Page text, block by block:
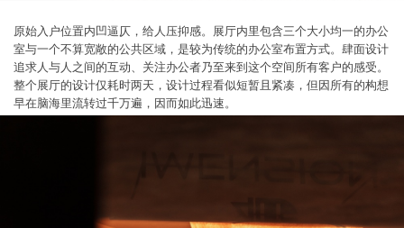
原始入户位置内凹逼仄，给人压抑感。展厅内里包含三个大小均一的办公
室与一个不算宽敞的公共区域，是较为传统的办公室布置方式。肆面设计
追求人与人之间的互动、关注办公者乃至来到这个空间所有客户的感受。
整个展厅的设计仅耗时两天，设计过程看似短暂且紧凑，但因所有的构想
早在脑海里流转过千万遍，因而如此迅速。